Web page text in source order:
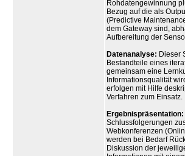
Rohdatengewinnung
Bezug auf die als
(Predictive
dem Gateway sind,
Aufbereitung der
Datenanalyse: Dieser
Bestandteile eines
gemeinsam eine
Informationsqualität
erfolgen mit Hilfe
Verfahren zum Einsatz.
Ergebnispräsentation:
Schlussfolgerungen
Webkonferenzen
werden bei Bedarf
Diskussion der